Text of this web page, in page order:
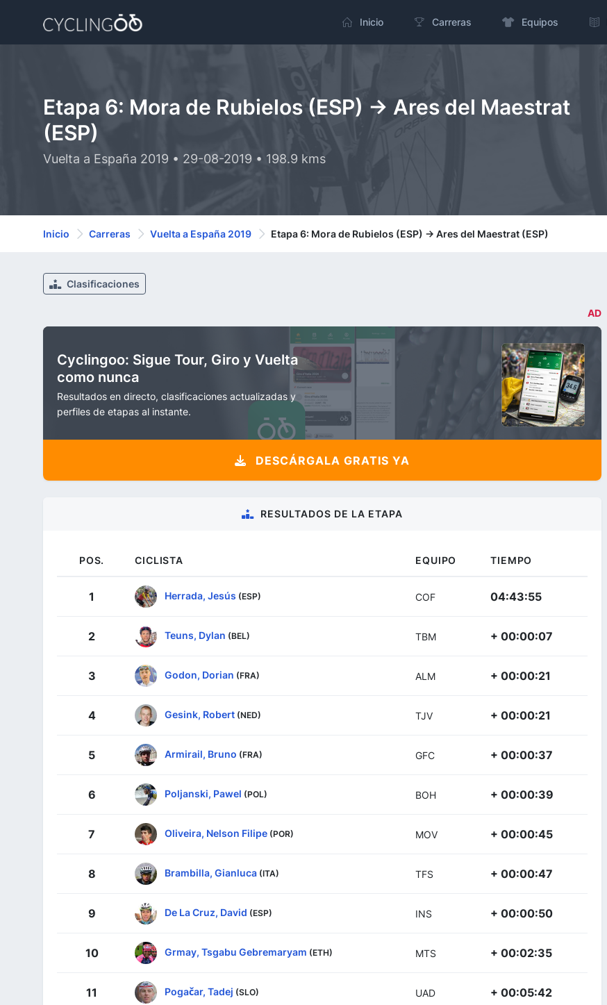
Inicio Carreras Equipos
Etapa 6: Mora de Rubielos (ESP) -> Ares del Maestrat
(ESP)
Vuelta a España 2019 • 29-08-2019 • 198.9 kms
Inicio Carreras Vuelta a España 2019 Etapa 6: Mora de Rubielos (ESP) -> Ares del Maestrat (ESP)
Clasificaciones
AD
Cyclingoo: Sigue Tour, Giro y Vuelta
como nunca
Resultados en directo, clasificaciones actualizadas y
perfiles de etapas al instante.
DESCÁRGALA GRATIS YA
RESULTADOS DE LA ETAPA
POS. CICLISTA EQUIPO TIEMPO
1 Herrada, Jesús (ESP) COF 04:43:55
2 Teuns, Dylan (BEL) TBM + 00:00:07
3 Godon, Dorian (FRA) ALM + 00:00:21
4 Gesink, Robert (NED) TJV + 00:00:21
5 Armirail, Bruno (FRA) GFC + 00:00:37
6 Poljanski, Pawel (POL) BOH + 00:00:39
7 Oliveira, Nelson Filipe (POR) MOV + 00:00:45
8 Brambilla, Gianluca (ITA) TFS + 00:00:47
9 De La Cruz, David (ESP) INS + 00:00:50
10 Grmay, Tsgabu Gebremaryam (ETH) MTS + 00:02:35
11 Pogačar, Tadej (SLO) UAD + 00:05:42